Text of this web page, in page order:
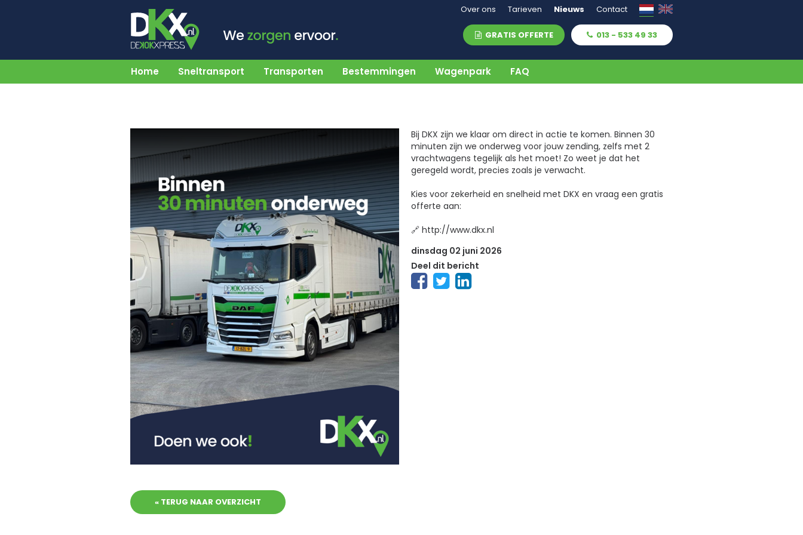
Over ons Tarieven Nieuws Contact
GRATIS OFFERTE 013 - 533 49 33
Home Sneltransport Transporten Bestemmingen Wagenpark FAQ
Bij DKX zijn we klaar om direct in actie te komen. Binnen 30
minuten zijn we onderweg voor jouw zending, zelfs met 2
vrachtwagens tegelijk als het moet! Zo weet je dat het
geregeld wordt, precies zoals je verwacht.
Kies voor zekerheid en snelheid met DKX en vraag een gratis
offerte aan:
🔗 http://www.dkx.nl
dinsdag 02 juni 2026
Deel dit bericht
« TERUG NAAR OVERZICHT